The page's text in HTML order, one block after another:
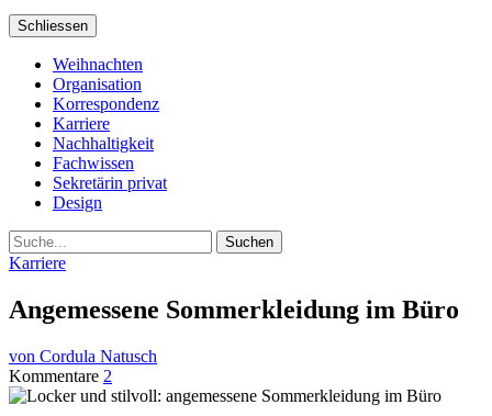
Schliessen
Weihnachten
Organisation
Korrespondenz
Karriere
Nachhaltigkeit
Fachwissen
Sekretärin privat
Design
Suche
Karriere
Angemessene Sommerkleidung im Büro
von Cordula Natusch
Kommentare 2